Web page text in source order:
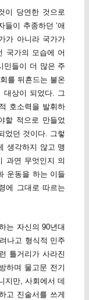
이 당연한 것으로
이 추종하던 ‘애
가 아니라 국가가
국가의 모습에 어
민들이 더 많은 주
를 뒤흔드는 불온
대상이 되었다. 그
호소력을 발휘하
할 적으로 만들었
었던 것이다. 그렇
생각하지 않고 맹
과연 무엇인지 의
운동을 하는 이들
에 그대로 따르는
는 자신의 90년대
나고 형식적 민주
틀거리가 사라진
하며 물고문 전기
지만, 사회에서 데
고 진술서를 쓰게